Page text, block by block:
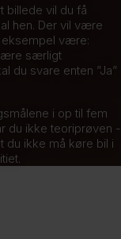
billede vil du få
hen. Der vil være
eksempel være:
særligt
du svare enten ”Ja”
i op til fem
du ikke teoriprøven -
ikke må køre bil i